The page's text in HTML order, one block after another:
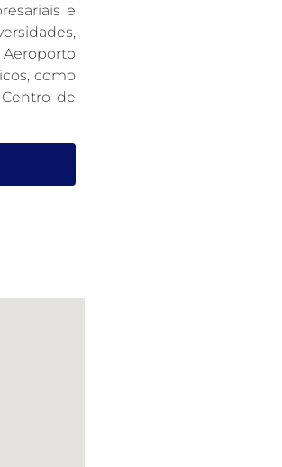
e
como
de